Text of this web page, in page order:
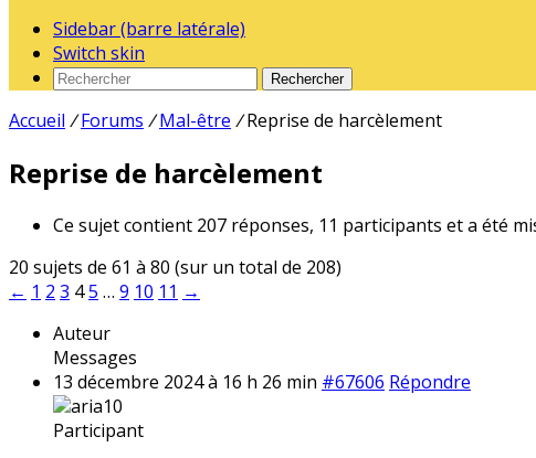
Sidebar (barre latérale)
Switch skin
Rechercher
Accueil / Forums / Mal-être / Reprise de harcèlement
Reprise de harcèlement
Ce sujet contient 207 réponses, 11 participants et a été
20 sujets de 61 à 80 (sur un total de 208)
← 1 2 3 45 … 9 10 11 →
Auteur
Messages
13 décembre 2024 à 16 h 26 min #67606 Répondre
aria10
Participant